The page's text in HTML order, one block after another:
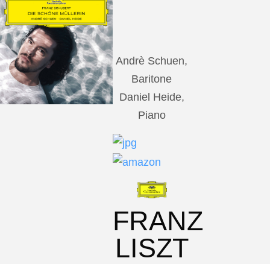
Andrè Schuen,
Baritone
Daniel Heide,
Piano
FRANZ
LISZT